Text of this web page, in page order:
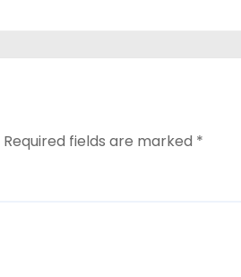
Required fields are marked *